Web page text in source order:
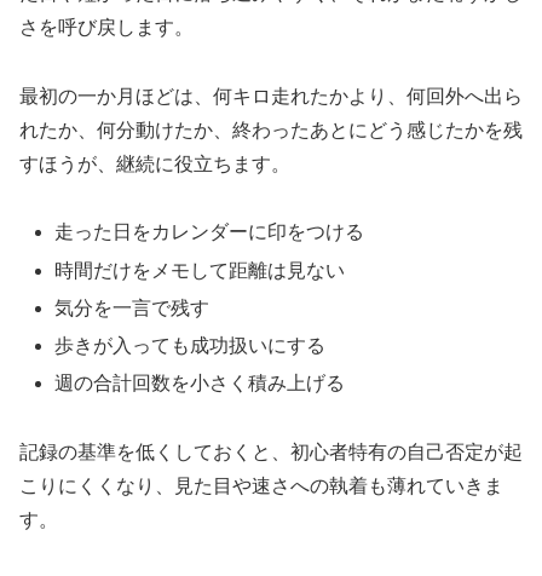
さを呼び戻します。
最初の一か月ほどは、何キロ走れたかより、何回外へ出ら
れたか、何分動けたか、終わったあとにどう感じたかを残
すほうが、継続に役立ちます。
走った日をカレンダーに印をつける
時間だけをメモして距離は見ない
気分を一言で残す
歩きが入っても成功扱いにする
週の合計回数を小さく積み上げる
記録の基準を低くしておくと、初心者特有の自己否定が起
こりにくくなり、見た目や速さへの執着も薄れていきま
す。